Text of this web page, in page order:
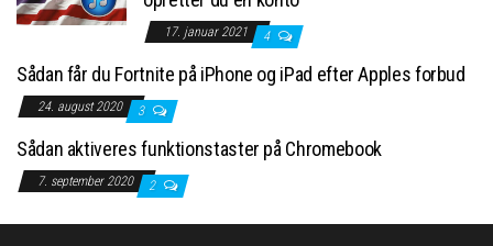
17. januar 2021 4
Sådan får du Fortnite på iPhone og iPad efter Apples forbud
24. august 2020 3
Sådan aktiveres funktionstaster på Chromebook
7. september 2020 2